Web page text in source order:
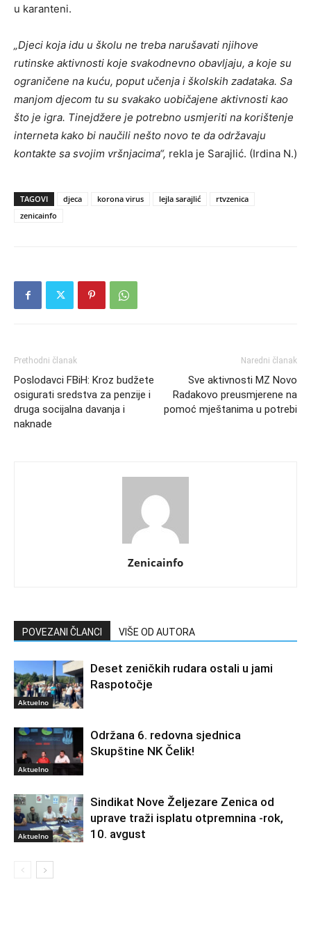
u karanteni.
„Djeci koja idu u školu ne treba narušavati njihove
rutinske aktivnosti koje svakodnevno obavljaju, a koje su
ograničene na kuću, poput učenja i školskih zadataka. Sa
manjom djecom tu su svakako uobičajene aktivnosti kao
što je igra. Tinejdžere je potrebno usmjeriti na korištenje
interneta kako bi naučili nešto novo te da održavaju
kontakte sa svojim vršnjacima“, rekla je Sarajlić. (Irdina N.)
TAGOVI djeca korona virus lejla sarajlić
rtvzenica
zenicainfo
Prethodni članak
Poslodavci FBiH: Kroz budžete
osigurati sredstva za penzije i
druga socijalna davanja i
naknade
Naredni članak
Sve aktivnosti MZ Novo
Radakovo preusmjerene na
pomoć mještanima u potrebi
Zenicainfo
POVEZANI ČLANCI VIŠE OD AUTORA
Aktuelno
Deset zeničkih rudara ostali u jami
Raspotočje
Aktuelno
Održana 6. redovna sjednica
Skupštine NK Čelik!
Aktuelno
Sindikat Nove Željezare Zenica od
uprave traži isplatu otpremnina -rok,
10. avgust